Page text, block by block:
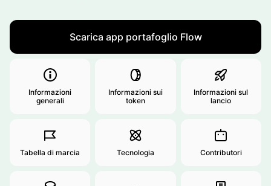
Scarica app portafoglio Flow
Informazioni
generali
Informazioni sui
token
Informazioni sul
lancio
Tabella di marcia Tecnologia Contributori